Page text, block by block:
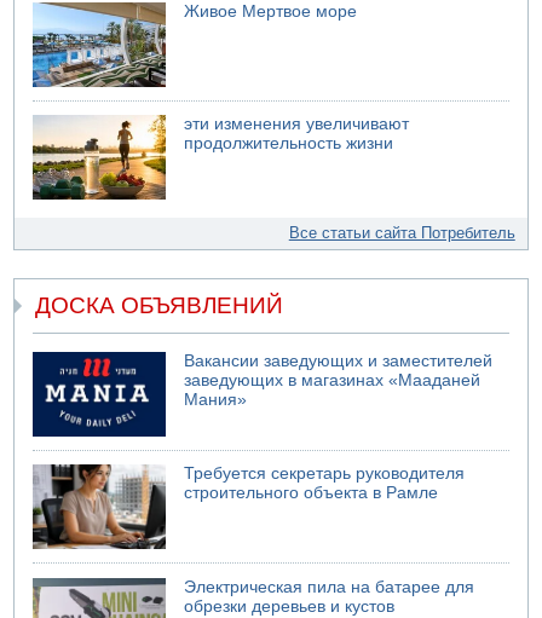
Живое Мертвое море
эти изменения увеличивают
продолжительность жизни
Все статьи сайта Потребитель
ДОСКА ОБЪЯВЛЕНИЙ
Вакансии заведующих и заместителей
заведующих в магазинах «Мааданей
Мания»
Требуется секретарь руководителя
строительного объекта в Рамле
Электрическая пила на батарее для
обрезки деревьев и кустов